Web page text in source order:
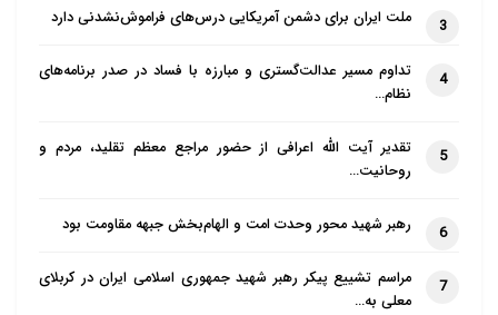
3 ملت ایران برای دشمن آمریکایی درس‌های فراموش‌نشدنی دارد
4
تداوم مسیر عدالت‌گستری و مبارزه با فساد در صدر برنامه‌های
نظام…
5
تقدیر آیت الله اعرافی از حضور مراجع معظم تقلید، مردم و
روحانیت…
6 رهبر شهید محور وحدت امت و الهام‌بخش جبهه مقاومت بود
7
مراسم تشییع پیکر رهبر شهید جمهوری اسلامی ایران در کربلای
معلی به…